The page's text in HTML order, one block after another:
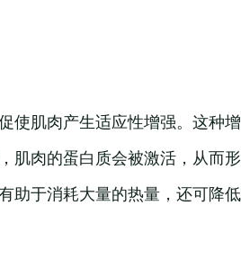
使肌肉产生适应性增强。这种
肌肉的蛋白质会被激活，从而
于消耗大量的热量，还可降低